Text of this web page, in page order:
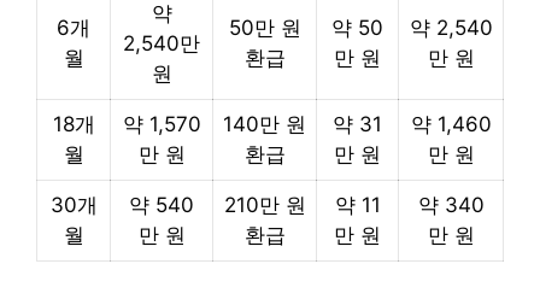
6개
월
약
2,540만
원
50만 원
환급
약 50
만 원
약 2,540
만 원
18개
월
약 1,570
만 원
140만 원
환급
약 31
만 원
약 1,460
만 원
30개
월
약 540
만 원
210만 원
환급
약 11
만 원
약 340
만 원